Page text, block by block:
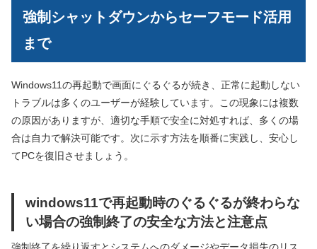
強制シャットダウンからセーフモード活用
まで
Windows11の再起動で画面にぐるぐるが続き、正常に起動しない
トラブルは多くのユーザーが経験しています。この現象には複数
の原因がありますが、適切な手順で安全に対処すれば、多くの場
合は自力で解決可能です。次に示す方法を順番に実践し、安心し
てPCを復旧させましょう。
windows11で再起動時のぐるぐるが終わらな
い場合の強制終了の安全な方法と注意点